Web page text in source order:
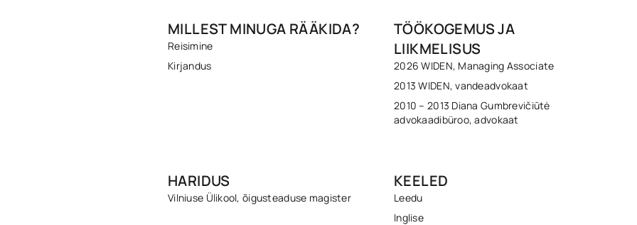
MILLEST MINUGA RÄÄKIDA?
Reisimine
Kirjandus
TÖÖKOGEMUS JA
LIIKMELISUS
2026 WIDEN, Managing Associate
2013 WIDEN, vandeadvokaat
2010 – 2013 Diana Gumbrevičiūtė
advokaadibüroo, advokaat
HARIDUS
Vilniuse Ülikool, õigusteaduse magister
KEELED
Leedu
Inglise